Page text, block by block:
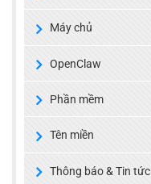
Máy chủ
OpenClaw
Phần mềm
Tên miền
Thông báo & Tin tức